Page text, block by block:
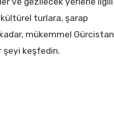
kültürel turlara, şarap
mükemmel Gürcistan
şeyi keşfedin.